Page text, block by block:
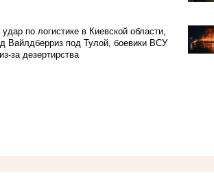
по логистике в Киевской области,
Вайлдберриз под Тулой, боевики ВСУ
за дезертирства